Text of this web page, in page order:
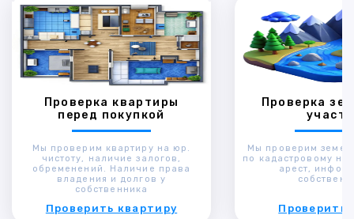
Проверка квартиры
перед покупкой
Мы проверим квартиру на юр.
чистоту, наличие залогов,
обременений. Наличие права
владения и долгов у
собственника
Проверить квартиру
Проверка
Мы проверим
по кадастровому
арест,
Проверить